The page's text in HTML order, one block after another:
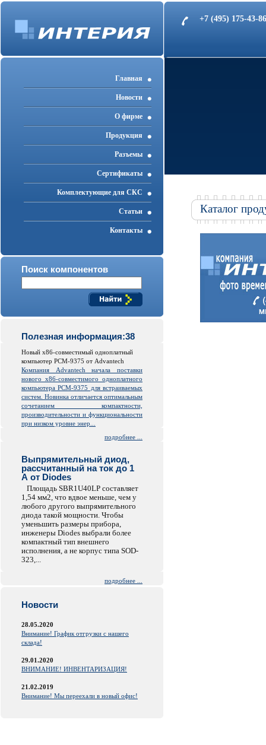
+7 (495) 175-43-
Главная
Новости
О фирме
Продукция
Разъемы
Cертификаты
Комплектующие для СКС
Статьи
Контакты
Поиск компонентов
Полезная информация:38
Новый x86-совместимый одноплатный
компьютер PCM-9375 от Advantech
Компания Advantech начала поставки
нового x86-совместимого одноплатного
компьютера PCM-9375 для встраиваемых
систем. Новинка отличается оптимальным
сочетанием компактности,
производительности и функциональности
при низком уровне энер...
подробнее ...
Выпрямительный диод,
рассчитанный на ток до 1
А от Diodes
Площадь SBR1U40LP составляет
1,54 мм2, что вдвое меньше, чем у
любого другого выпрямительного
диода такой мощности. Чтобы
уменьшить размеры прибора,
инженеры Diodes выбрали более
компактный тип внешнего
исполнения, а не корпус типа SOD-
323,...
подробнее ...
Новости
28.05.2020
Внимание! График отгрузки с нашего
склада!
29.01.2020
ВНИМАНИЕ! ИНВЕНТАРИЗАЦИЯ!
21.02.2019
Внимание! Мы переехали в новый офис!
Каталог